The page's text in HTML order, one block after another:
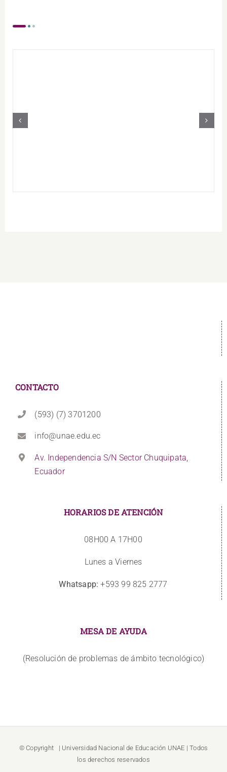
CONTACTO
(593) (7) 3701200
info@unae.edu.ec
Av. Independencia S/N Sector Chuquipata,
Ecuador
HORARIOS DE ATENCIÓN
08H00 A 17H00
Lunes a Viernes
Whatsapp: +593 99 825 2777
MESA DE AYUDA
(Resolución de problemas de ámbito tecnológico)
© Copyright | Universidad Nacional de Educación UNAE | Todos
los derechos reservados